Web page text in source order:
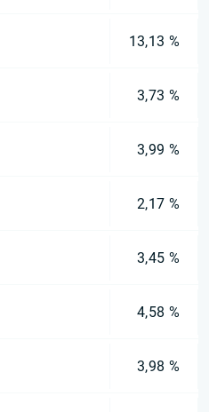
13,13 %
3,73 %
3,99 %
2,17 %
3,45 %
4,58 %
3,98 %